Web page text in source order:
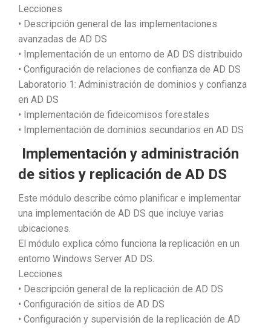
Lecciones
• Descripción general de las implementaciones
avanzadas de AD DS
• Implementación de un entorno de AD DS distribuido
• Configuración de relaciones de confianza de AD DS
Laboratorio 1: Administración de dominios y confianza
en AD DS
• Implementación de fideicomisos forestales
• Implementación de dominios secundarios en AD DS
Implementación y administración
de sitios y replicación de AD DS
Este módulo describe cómo planificar e implementar
una implementación de AD DS que incluye varias
ubicaciones.
El módulo explica cómo funciona la replicación en un
entorno Windows Server AD DS.
Lecciones
• Descripción general de la replicación de AD DS
• Configuración de sitios de AD DS
• Configuración y supervisión de la replicación de AD